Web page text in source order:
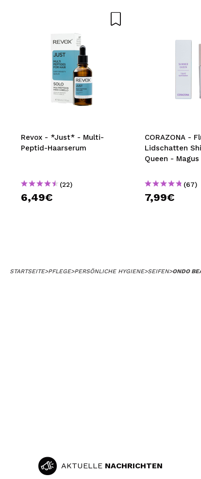
Revox - *Just* - Multi-
Peptid-Haarserum
(22)
6,49€
CORAZONA -
Lidschatten
Queen - Magus
(67)
7,99€
STARTSEITE>PFLEGE>PERSÖNLICHE HYGIENE>SEIFEN>ONDO
AKTUELLE NACHRICHTEN